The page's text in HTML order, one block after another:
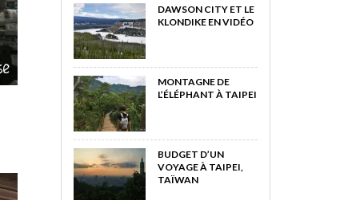
DAWSON CITY ET LE
KLONDIKE EN VIDÉO
MONTAGNE DE
L’ÉLÉPHANT À TAIPEI
BUDGET D’UN
VOYAGE À TAIPEI,
TAÏWAN